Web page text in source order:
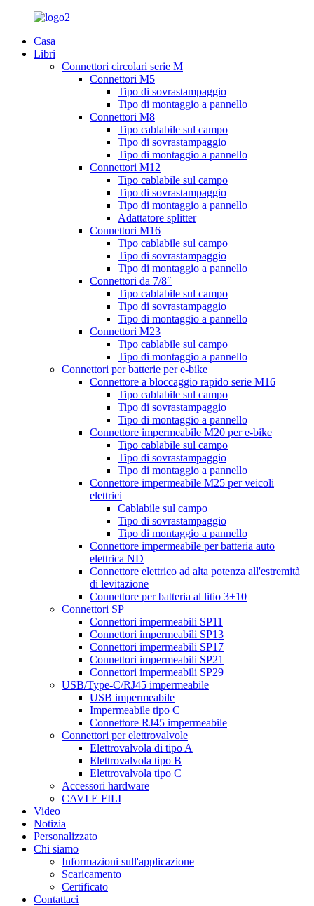
Casa
Libri
Connettori circolari serie M
Connettori M5
Tipo di sovrastampaggio
Tipo di montaggio a pannello
Connettori M8
Tipo cablabile sul campo
Tipo di sovrastampaggio
Tipo di montaggio a pannello
Connettori M12
Tipo cablabile sul campo
Tipo di sovrastampaggio
Tipo di montaggio a pannello
Adattatore splitter
Connettori M16
Tipo cablabile sul campo
Tipo di sovrastampaggio
Tipo di montaggio a pannello
Connettori da 7/8″
Tipo cablabile sul campo
Tipo di sovrastampaggio
Tipo di montaggio a pannello
Connettori M23
Tipo cablabile sul campo
Tipo di montaggio a pannello
Connettori per batterie per e-bike
Connettore a bloccaggio rapido serie M16
Tipo cablabile sul campo
Tipo di sovrastampaggio
Tipo di montaggio a pannello
Connettore impermeabile M20 per e-bike
Tipo cablabile sul campo
Tipo di sovrastampaggio
Tipo di montaggio a pannello
Connettore impermeabile M25 per veicoli
elettrici
Cablabile sul campo
Tipo di sovrastampaggio
Tipo di montaggio a pannello
Connettore impermeabile per batteria auto
elettrica ND
Connettore elettrico ad alta potenza all'estremità
di levitazione
Connettore per batteria al litio 3+10
Connettori SP
Connettori impermeabili SP11
Connettori impermeabili SP13
Connettori impermeabili SP17
Connettori impermeabili SP21
Connettori impermeabili SP29
USB/Type-C/RJ45 impermeabile
USB impermeabile
Impermeabile tipo C
Connettore RJ45 impermeabile
Connettori per elettrovalvole
Elettrovalvola di tipo A
Elettrovalvola tipo B
Elettrovalvola tipo C
Accessori hardware
CAVI E FILI
Video
Notizia
Personalizzato
Chi siamo
Informazioni sull'applicazione
Scaricamento
Certificato
Contattaci